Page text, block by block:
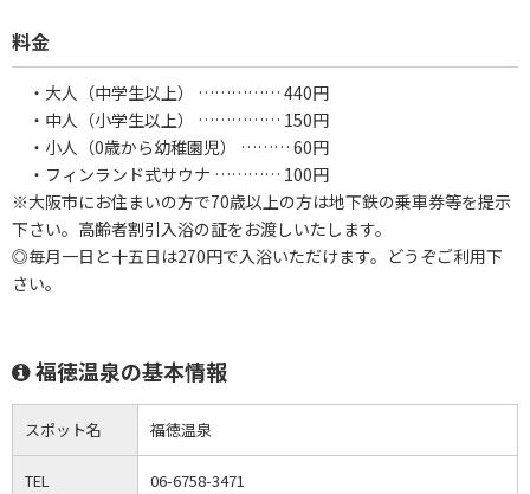
料金
・大人（中学生以上） …………… 440円
・中人（小学生以上） …………… 150円
・小人（0歳から幼稚園児） ……… 60円
・フィンランド式サウナ ………… 100円
※大阪市にお住まいの方で70歳以上の方は地下鉄の乗車券等を提示
下さい。高齢者割引入浴の証をお渡しいたします。
◎毎月一日と十五日は270円で入浴いただけます。どうぞご利用下
さい。
福徳温泉の基本情報
スポット名 福徳温泉
TEL 06-6758-3471